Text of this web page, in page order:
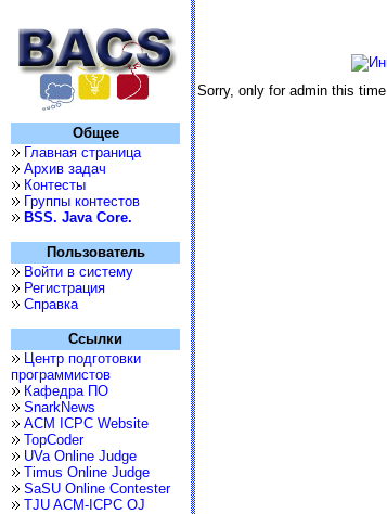
Общее
Главная страница
Архив задач
Контесты
Группы контестов
BSS. Java Core.
Пользователь
Войти в систему
Регистрация
Справка
Ссылки
Центр подготовки
программистов
Кафедра ПО
SnarkNews
ACM ICPC Website
TopCoder
UVa Online Judge
Timus Online Judge
SaSU Online Contester
TJU ACM-ICPC OJ
Sorry, only for admin this time